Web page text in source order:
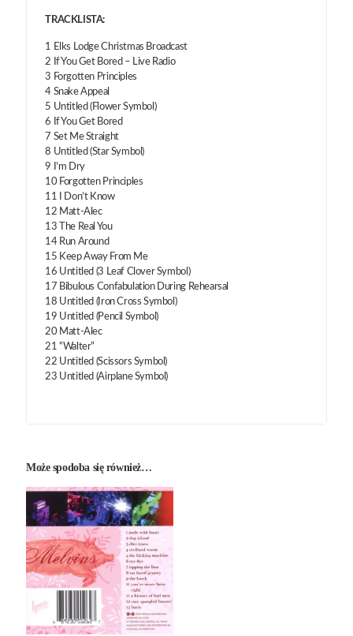
TRACKLISTA:
1 Elks Lodge Christmas Broadcast
2 If You Get Bored – Live Radio
3 Forgotten Principles
4 Snake Appeal
5 Untitled (Flower Symbol)
6 If You Get Bored
7 Set Me Straight
8 Untitled (Star Symbol)
9 I’m Dry
10 Forgotten Principles
11 I Don’t Know
12 Matt-Alec
13 The Real You
14 Run Around
15 Keep Away From Me
16 Untitled (3 Leaf Clover Symbol)
17 Bibulous Confabulation During Rehearsal
18 Untitled (Iron Cross Symbol)
19 Untitled (Pencil Symbol)
20 Matt-Alec
21 “Walter”
22 Untitled (Scissors Symbol)
23 Untitled (Airplane Symbol)
Może spodoba się również…